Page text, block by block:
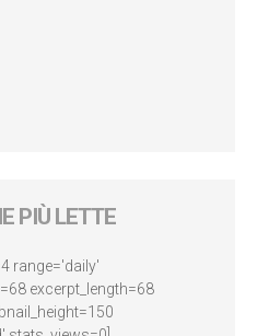
PIÙ LETTE
range='daily'
excerpt_length=68